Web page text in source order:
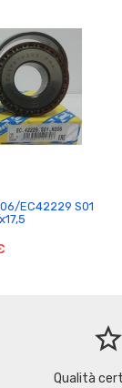
EC42229 S01
star_border
Qualità